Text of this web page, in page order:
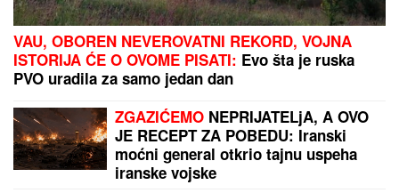
VAU, OBOREN NEVEROVATNI REKORD, VOJNA
ISTORIJA ĆE O OVOME PISATI: Evo šta je ruska
PVO uradila za samo jedan dan
ZGAZIĆEMO NEPRIJATELjA, A OVO
JE RECEPT ZA POBEDU: Iranski
moćni general otkrio tajnu uspeha
iranske vojske